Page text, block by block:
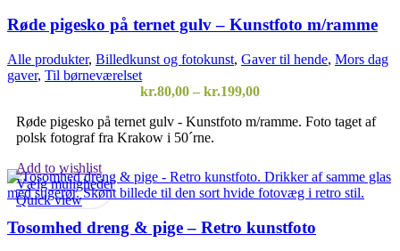
Røde pigesko på ternet gulv – Kunstfoto m/ramme
Alle produkter, Billedkunst og fotokunst, Gaver til hende, Mors dag
gaver, Til børneværelset
kr.80,00 – kr.199,00Prisinterval:
til
Røde pigesko på ternet gulv - Kunstfoto m/ramme. Foto taget af
polsk fotograf fra Krakow i 50´rne.
Add to wishlist
Vælg mulighederDette
vare
flere
Quick view
Tosomhed dreng & pige – Retro kunstfoto